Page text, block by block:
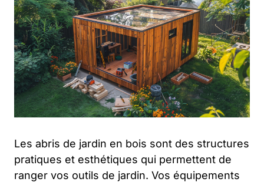
Les abris de jardin en bois sont des structures
pratiques et esthétiques qui permettent de
ranger vos outils de jardin. Vos équipements